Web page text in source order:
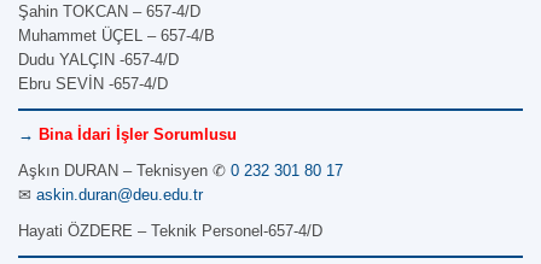
Şahin TOKCAN – 657-4/D
Muhammet ÜÇEL – 657-4/B
Dudu YALÇIN -657-4/D
Ebru SEVİN -657-4/D
→ Bina İdari İşler Sorumlusu
Aşkın DURAN – Teknisyen ✆ 0 232 301 80 17
✉ askin.duran@deu.edu.tr
Hayati ÖZDERE – Teknik Personel-657-4/D